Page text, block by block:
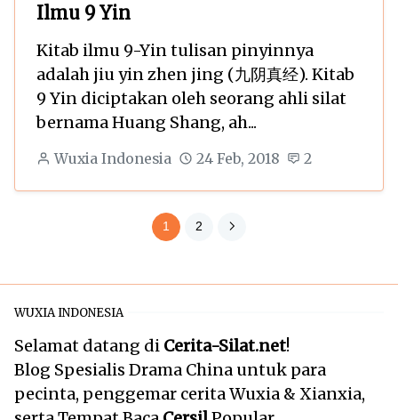
Ilmu 9 Yin
Kitab ilmu 9-Yin tulisan pinyinnya
adalah jiu yin zhen jing (九阴真经). Kitab
9 Yin diciptakan oleh seorang ahli silat
bernama Huang Shang, ah...
Wuxia Indonesia 24 Feb, 2018 2
1 2
WUXIA INDONESIA
Selamat datang di Cerita-Silat.net!
Blog Spesialis Drama China untuk para
pecinta, penggemar cerita Wuxia & Xianxia,